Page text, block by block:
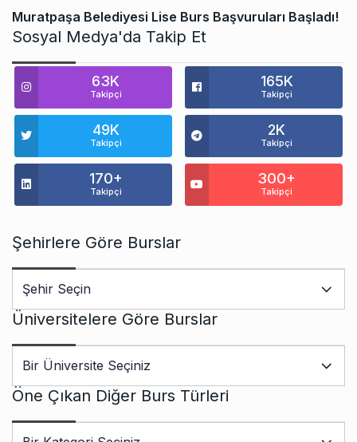
Muratpaşa Belediyesi Lise Burs Başvuruları Başladı!
Sosyal Medya'da Takip Et
63K
Takipçi
165K
Takipçi
49K
Takipçi
2K
Takipçi
170+
Takipçi
300+
Takipçi
Şehirlere Göre Burslar
Üniversitelere Göre Burslar
Öne Çıkan Diğer Burs Türleri